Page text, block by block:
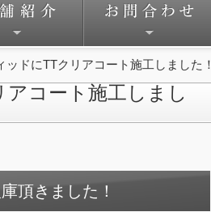
ドにTTクリアコート施工しました！
コート施工しまし
頂きました！